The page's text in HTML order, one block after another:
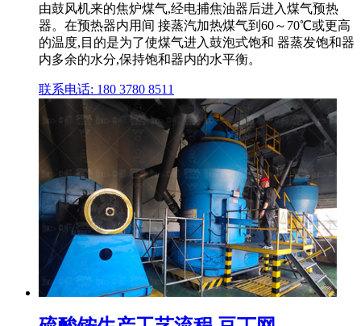
由鼓风机来的焦炉煤气,经电捕焦油器后进入煤气预热
器。在预热器内用间 接蒸汽加热煤气到60～70℃或更高
的温度,目的是为了使煤气进入鼓泡式饱和 器蒸发饱和器
内多余的水分,保持饱和器内的水平衡。
联系电话: 180 3780 8511